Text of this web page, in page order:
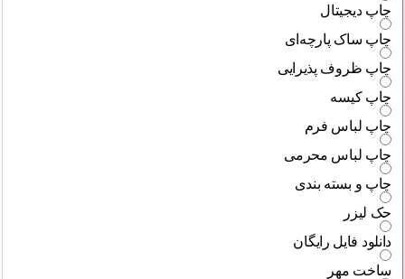
چاپ دیجیتال
چاپ ساک پارچه‌ای
چاپ ظروف پذیرایی
چاپ کیسه
چاپ لباس فرم
چاپ لباس محرمی
چاپ و بسته بندی
حک لیزر
دانلود فایل رایگان
ساخت مهر